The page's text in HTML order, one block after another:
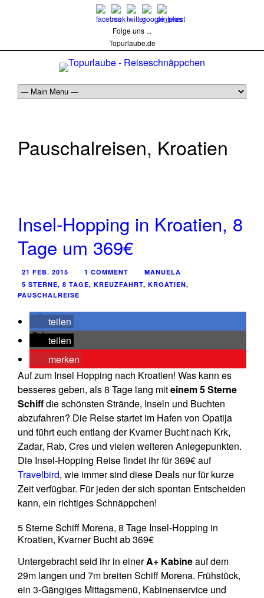
Folge uns ...
Topurlaube.de
Pauschalreisen, Kroatien
Insel-Hopping in Kroatien, 8
Tage um 369€
21 FEB. 2015 1 COMMENT
MANUELA
5 STERNE, 8 TAGE, KREUZFAHRT, KROATIEN,
PAUSCHALREISE
teilen
teilen
merken
Auf zum Insel Hopping nach Kroatien! Was kann es
besseres geben, als 8 Tage lang miteinem 5 Sterne
Schiffdie schönsten Strände, Inseln und Buchten
abzufahren? Die Reise startet im Hafen von Opatija
und führt euch entlang der Kvarner Bucht nach Krk,
Zadar, Rab, Cres und vielen weiteren Anlegepunkten.
Die Insel-Hopping Reise findet ihr für 369€ auf
Travelbird, wie immer sind diese Deals nur für kurze
Zeit verfügbar. Für jeden der sich spontan Entscheiden
kann, ein richtiges Schnäppchen!
5 Sterne Schiff Morena, 8 Tage Insel-Hopping in
Kroatien, Kvarner Bucht ab 369€
Untergebracht seid ihr in einerA+ Kabineauf dem
29m langen und 7m breiten Schiff Morena. Frühstück,
ein 3-Gängiges Mittagsmenü, Kabinenservice und